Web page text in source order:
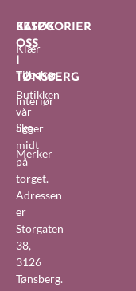
BESØK
OSS
TØNSBERG
Butikken
vår
ligger
midt
på
torget.
Adressen
er
Storgaten
38,
3126
Tønsberg.
KATEGORIER
Klær
Tilbehør
Interiør
Sko
Merker